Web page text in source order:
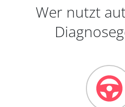
Wer nutzt